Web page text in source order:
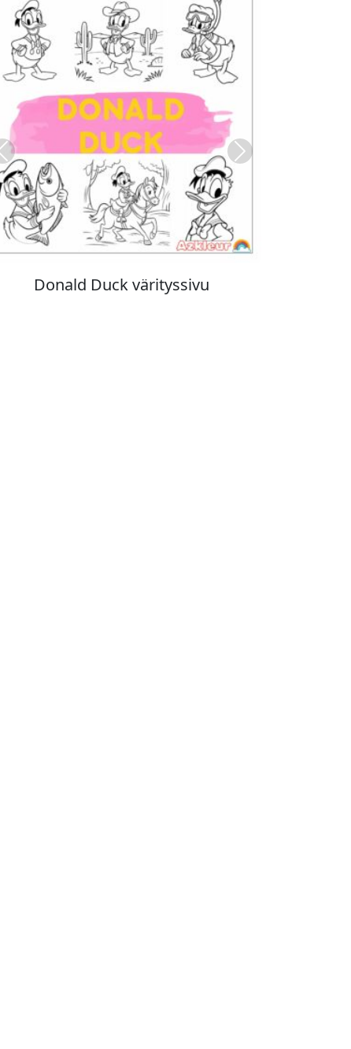
Stitch värityskuva
Previous Next